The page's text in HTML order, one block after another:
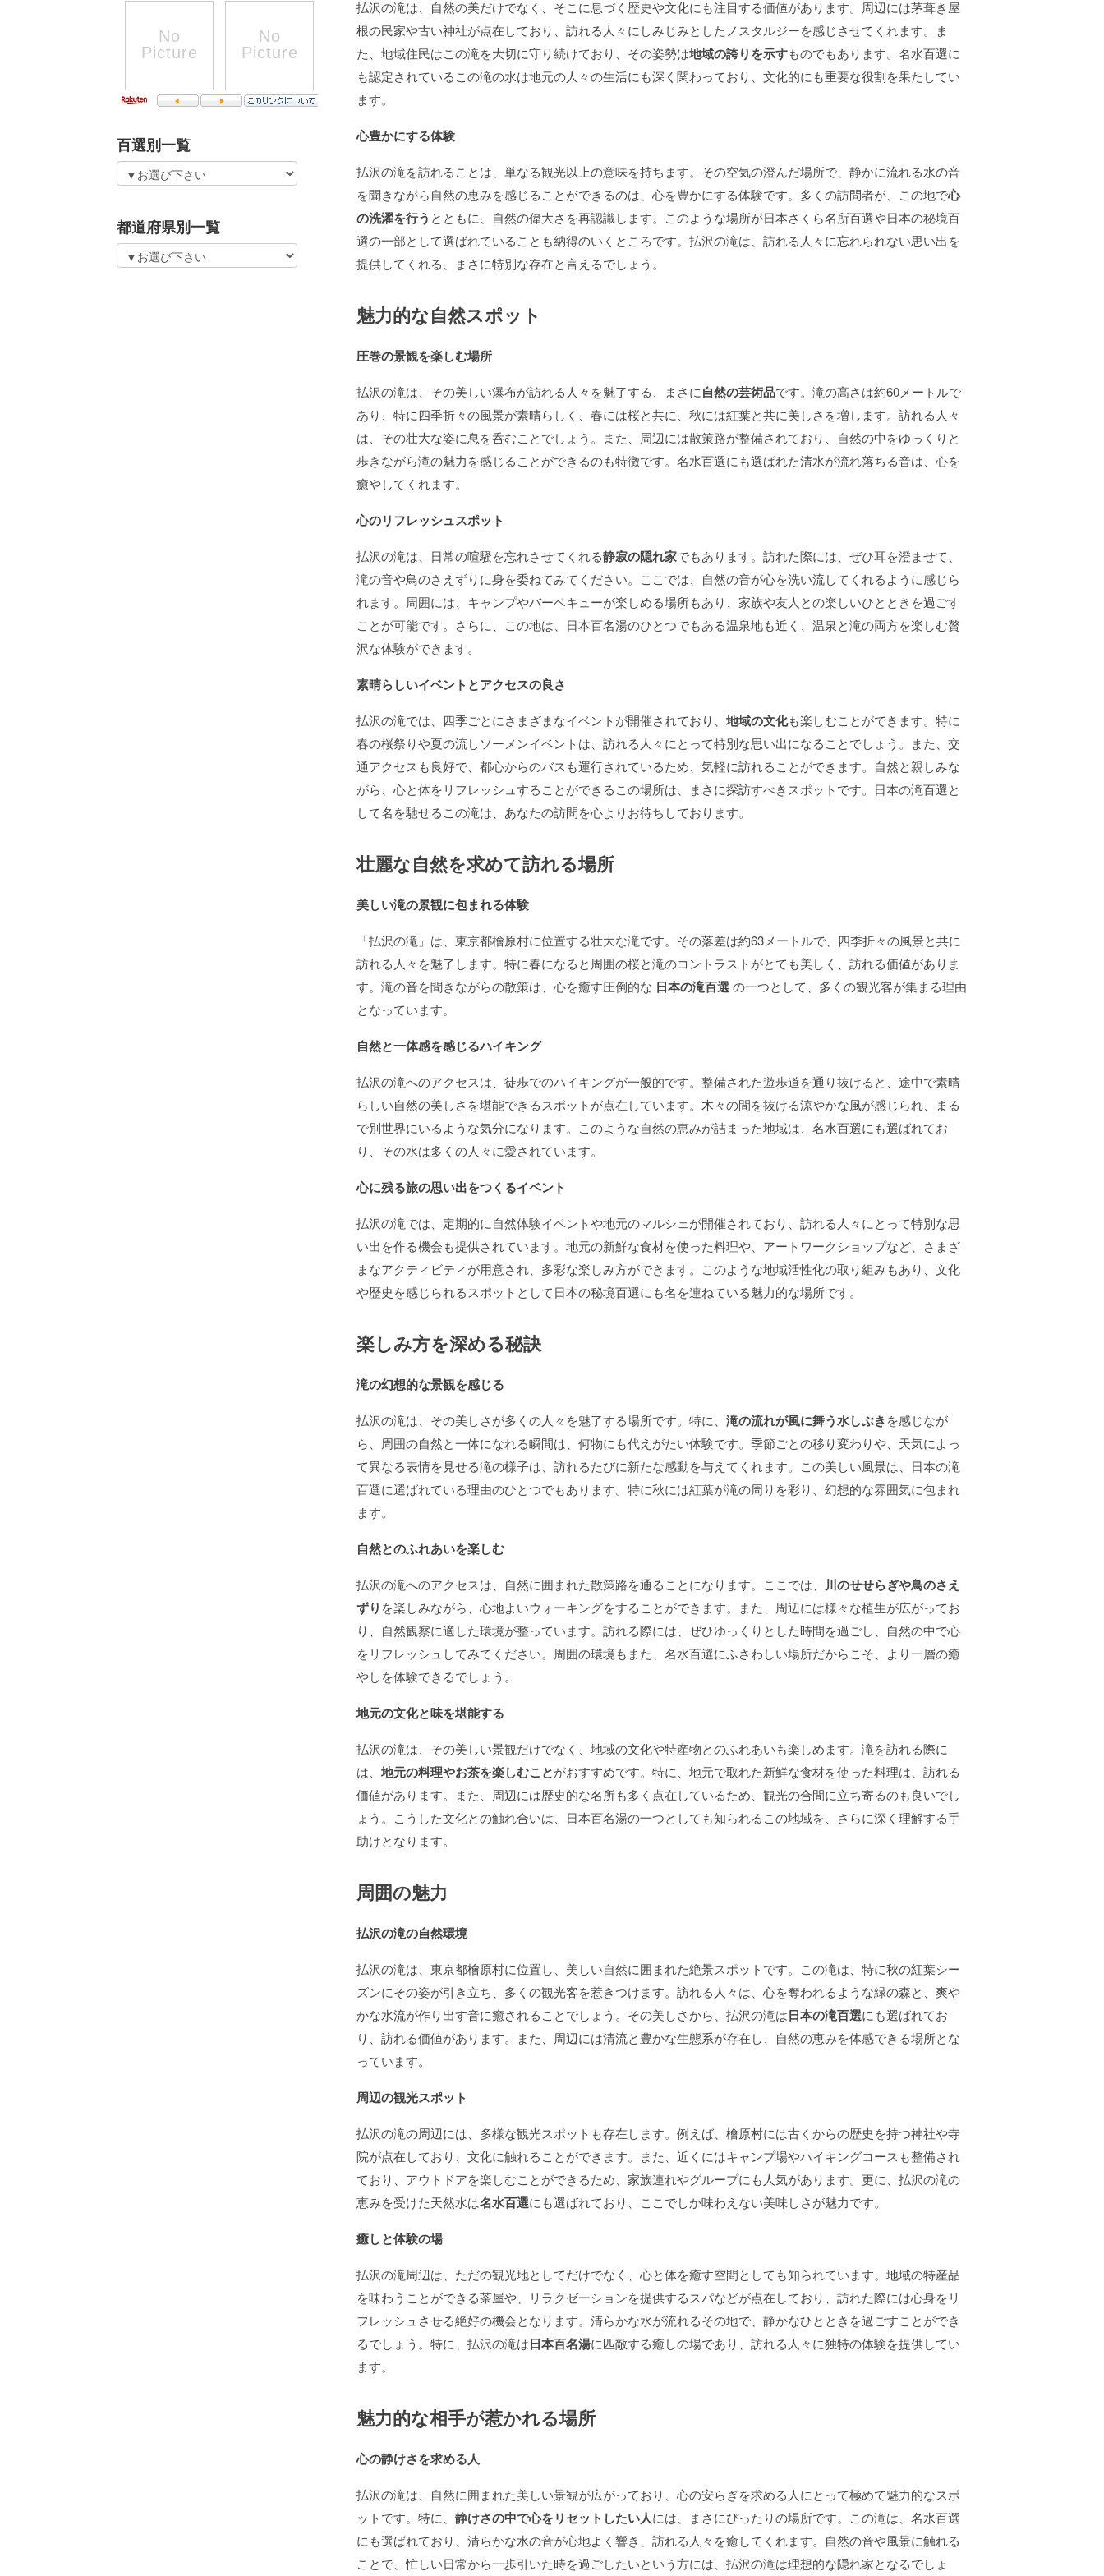
百選別一覧
都道府県別一覧
払沢の滝は、自然の美だけでなく、そこに息づく歴史や文化にも注目する価値があります。周辺には茅葺き屋
根の民家や古い神社が点在しており、訪れる人々にしみじみとしたノスタルジーを感じさせてくれます。ま
た、地域住民はこの滝を大切に守り続けており、その姿勢は地域の誇りを示すものでもあります。名水百選に
も認定されているこの滝の水は地元の人々の生活にも深く関わっており、文化的にも重要な役割を果たしてい
ます。
心豊かにする体験
払沢の滝を訪れることは、単なる観光以上の意味を持ちます。その空気の澄んだ場所で、静かに流れる水の音
を聞きながら自然の恵みを感じることができるのは、心を豊かにする体験です。多くの訪問者が、この地で心
の洗濯を行う とともに、自然の偉大さを再認識します。このような場所が日本さくら名所百選や日本の秘境百
選の一部として選ばれていることも納得のいくところです。払沢の滝は、訪れる人々に忘れられない思い出を
提供してくれる、まさに特別な存在と言えるでしょう。
魅力的な自然スポット
圧巻の景観を楽しむ場所
払沢の滝は、その美しい瀑布が訪れる人々を魅了する、まさに自然の芸術品です。滝の高さは約60メートルで
あり、特に四季折々の風景が素晴らしく、春には桜と共に、秋には紅葉と共に美しさを増します。訪れる人々
は、その壮大な姿に息を呑むことでしょう。また、周辺には散策路が整備されており、自然の中をゆっくりと
歩きながら滝の魅力を感じることができるのも特徴です。名水百選にも選ばれた清水が流れ落ちる音は、心を
癒やしてくれます。
心のリフレッシュスポット
払沢の滝は、日常の喧騒を忘れさせてくれる静寂の隠れ家でもあります。訪れた際には、ぜひ耳を澄ませて、
滝の音や鳥のさえずりに身を委ねてみてください。ここでは、自然の音が心を洗い流してくれるように感じら
れます。周囲には、キャンプやバーベキューが楽しめる場所もあり、家族や友人との楽しいひとときを過ごす
ことが可能です。さらに、この地は、日本百名湯のひとつでもある温泉地も近く、温泉と滝の両方を楽しむ贅
沢な体験ができます。
素晴らしいイベントとアクセスの良さ
払沢の滝では、四季ごとにさまざまなイベントが開催されており、 地域の文化も楽しむことができます。特に
春の桜祭りや夏の流しソーメンイベントは、訪れる人々にとって特別な思い出になることでしょう。また、交
通アクセスも良好で、都心からのバスも運行されているため、気軽に訪れることができます。自然と親しみな
がら、心と体をリフレッシュすることができるこの場所は、まさに探訪すべきスポットです。日本の滝百選と
して名を馳せるこの滝は、あなたの訪問を心よりお待ちしております。
壮麗な自然を求めて訪れる場所
美しい滝の景観に包まれる体験
「払沢の滝」は、東京都檜原村に位置する壮大な滝です。その落差は約63メートルで、四季折々の風景と共に
訪れる人々を魅了します。特に春になると周囲の桜と滝のコントラストがとても美しく、訪れる価値がありま
す。滝の音を聞きながらの散策は、心を癒す圧倒的な 日本の滝百選 の一つとして、多くの観光客が集まる理由
となっています。
自然と一体感を感じるハイキング
払沢の滝へのアクセスは、徒歩でのハイキングが一般的です。整備された遊歩道を通り抜けると、途中で素晴
らしい自然の美しさを堪能できるスポットが点在しています。木々の間を抜ける涼やかな風が感じられ、まる
で別世界にいるような気分になります。このような自然の恵みが詰まった地域は、名水百選にも選ばれてお
り、その水は多くの人々に愛されています。
心に残る旅の思い出をつくるイベント
払沢の滝では、定期的に自然体験イベントや地元のマルシェが開催されており、訪れる人々にとって特別な思
い出を作る機会も提供されています。地元の新鮮な食材を使った料理や、アートワークショップなど、さまざ
まなアクティビティが用意され、多彩な楽しみ方ができます。このような地域活性化の取り組みもあり、文化
や歴史を感じられるスポットとして日本の秘境百選にも名を連ねている魅力的な場所です。
楽しみ方を深める秘訣
滝の幻想的な景観を感じる
払沢の滝は、その美しさが多くの人々を魅了する場所です。特に、 滝の流れが風に舞う水しぶきを感じなが
ら、周囲の自然と一体になれる瞬間は、何物にも代えがたい体験です。季節ごとの移り変わりや、天気によっ
て異なる表情を見せる滝の様子は、訪れるたびに新たな感動を与えてくれます。この美しい風景は、日本の滝
百選に選ばれている理由のひとつでもあります。特に秋には紅葉が滝の周りを彩り、幻想的な雰囲気に包まれ
ます。
自然とのふれあいを楽しむ
払沢の滝へのアクセスは、自然に囲まれた散策路を通ることになります。ここでは、
川のせせらぎや鳥のさえ
ずり を楽しみながら、心地よいウォーキングをすることができます。また、周辺には様々な植生が広がってお
り、自然観察に適した環境が整っています。訪れる際には、ぜひゆっくりとした時間を過ごし、自然の中で心
をリフレッシュしてみてください。周囲の環境もまた、名水百選にふさわしい場所だからこそ、より一層の癒
やしを体験できるでしょう。
地元の文化と味を堪能する
払沢の滝は、その美しい景観だけでなく、地域の文化や特産物とのふれあいも楽しめます。滝を訪れる際に
は、 地元の料理やお茶を楽しむことがおすすめです。特に、地元で取れた新鮮な食材を使った料理は、訪れる
価値があります。また、周辺には歴史的な名所も多く点在しているため、観光の合間に立ち寄るのも良いでし
ょう。こうした文化との触れ合いは、日本百名湯の一つとしても知られるこの地域を、さらに深く理解する手
助けとなります。
周囲の魅力
払沢の滝の自然環境
払沢の滝は、東京都檜原村に位置し、美しい自然に囲まれた絶景スポットです。この滝は、特に秋の紅葉シー
ズンにその姿が引き立ち、多くの観光客を惹きつけます。訪れる人々は、心を奪われるような緑の森と、爽や
かな水流が作り出す音に癒されることでしょう。その美しさから、払沢の滝は日本の滝百選にも選ばれてお
り、訪れる価値があります。また、周辺には清流と豊かな生態系が存在し、自然の恵みを体感できる場所とな
っています。
周辺の観光スポット
払沢の滝の周辺には、多様な観光スポットも存在します。例えば、檜原村には古くからの歴史を持つ神社や寺
院が点在しており、文化に触れることができます。また、近くにはキャンプ場やハイキングコースも整備され
ており、アウトドアを楽しむことができるため、家族連れやグループにも人気があります。更に、払沢の滝の
恵みを受けた天然水は名水百選にも選ばれており、ここでしか味わえない美味しさが魅力です。
癒しと体験の場
払沢の滝周辺は、ただの観光地としてだけでなく、心と体を癒す空間としても知られています。地域の特産品
を味わうことができる茶屋や、リラクゼーションを提供するスパなどが点在しており、訪れた際には心身をリ
フレッシュさせる絶好の機会となります。清らかな水が流れるその地で、静かなひとときを過ごすことができ
るでしょう。特に、払沢の滝は日本百名湯に匹敵する癒しの場であり、訪れる人々に独特の体験を提供してい
ます。
魅力的な相手が惹かれる場所
心の静けさを求める人
払沢の滝は、自然に囲まれた美しい景観が広がっており、心の安らぎを求める人にとって極めて魅力的なスポ
ットです。特に、 静けさの中で心をリセットしたい人には、まさにぴったりの場所です。この滝は、名水百選
にも選ばれており、清らかな水の音が心地よく響き、訪れる人々を癒してくれます。自然の音や風景に触れる
ことで、忙しい日常から一歩引いた時を過ごしたいという方には、払沢の滝は理想的な隠れ家となるでしょ